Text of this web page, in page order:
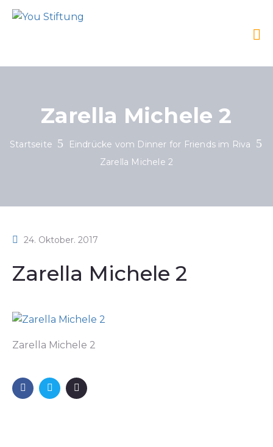
Zarella Michele 2
Startseite
Eindrücke vom Dinner for Friends im Riva
Zarella Michele 2
24. Oktober. 2017
Zarella Michele 2
Zarella Michele 2